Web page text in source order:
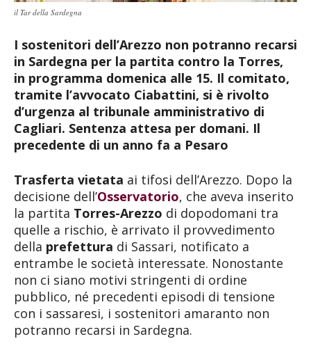
il Tar della Sardegna
I sostenitori dell’Arezzo non potranno recarsi
in Sardegna per la partita contro la Torres,
in programma domenica alle 15. Il comitato,
tramite l’avvocato Ciabattini, si è rivolto
d’urgenza al tribunale amministrativo di
Cagliari. Sentenza attesa per domani. Il
precedente di un anno fa a Pesaro
Trasferta vietata ai tifosi dell’Arezzo. Dopo la
decisione dell’Osservatorio, che aveva inserito
la partita Torres-Arezzo di dopodomani tra
quelle a rischio, è arrivato il provvedimento
della prefettura di Sassari, notificato a
entrambe le società interessate. Nonostante
non ci siano motivi stringenti di ordine
pubblico, né precedenti episodi di tensione
con i sassaresi, i sostenitori amaranto non
potranno recarsi in Sardegna.